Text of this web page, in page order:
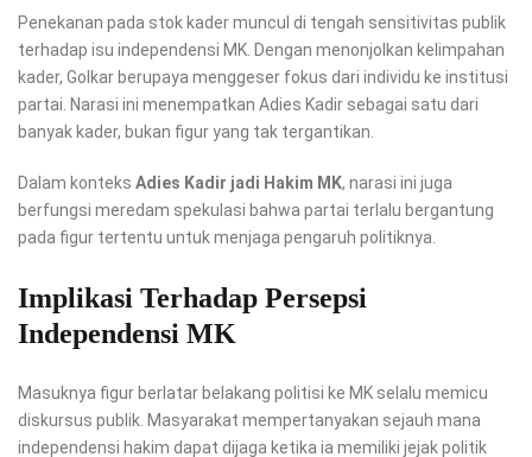
Penekanan pada stok kader muncul di tengah sensitivitas publik
terhadap isu independensi MK. Dengan menonjolkan kelimpahan
kader, Golkar berupaya menggeser fokus dari individu ke institusi
partai. Narasi ini menempatkan Adies Kadir sebagai satu dari
banyak kader, bukan figur yang tak tergantikan.
Dalam konteks Adies Kadir jadi Hakim MK, narasi ini juga
berfungsi meredam spekulasi bahwa partai terlalu bergantung
pada figur tertentu untuk menjaga pengaruh politiknya.
Implikasi Terhadap Persepsi
Independensi MK
Masuknya figur berlatar belakang politisi ke MK selalu memicu
diskursus publik. Masyarakat mempertanyakan sejauh mana
independensi hakim dapat dijaga ketika ia memiliki jejak politik